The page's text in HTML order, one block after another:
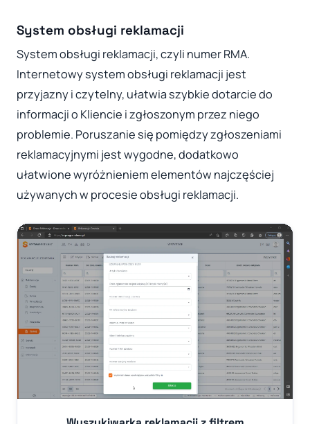
System obsługi reklamacji
System obsługi reklamacji, czyli numer RMA.
Internetowy system obsługi reklamacji jest
przyjazny i czytelny, ułatwia szybkie dotarcie do
informacji o Kliencie i zgłoszonym przez niego
problemie. Poruszanie się pomiędzy zgłoszeniami
reklamacyjnymi jest wygodne, dodatkowo
ułatwione wyróżnieniem elementów najczęściej
używanych w procesie obsługi reklamacji.